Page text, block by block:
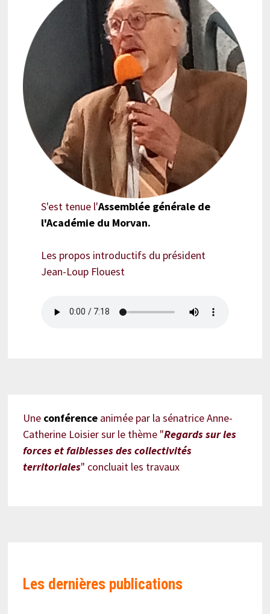
S'est tenue l'Assemblée générale de
l'Académie du Morvan.
Les propos introductifs du président
Jean-Loup Flouest
Une conférence animée par la sénatrice Anne-
Catherine Loisier sur le thème "Regards sur les
forces et faiblesses des collectivités
territoriales" concluait les travaux
Les dernières publications